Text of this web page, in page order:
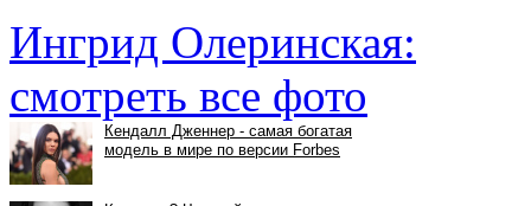
Ингрид Олеринская:
смотреть все фото